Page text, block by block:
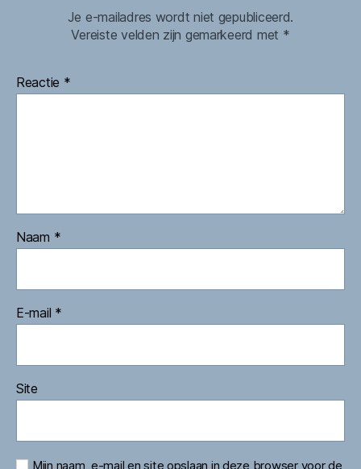
Je e-mailadres wordt niet gepubliceerd.
Vereiste velden zijn gemarkeerd met *
Reactie *
Naam *
E-mail *
Site
Mijn naam, e-mail en site opslaan in deze browser voor de